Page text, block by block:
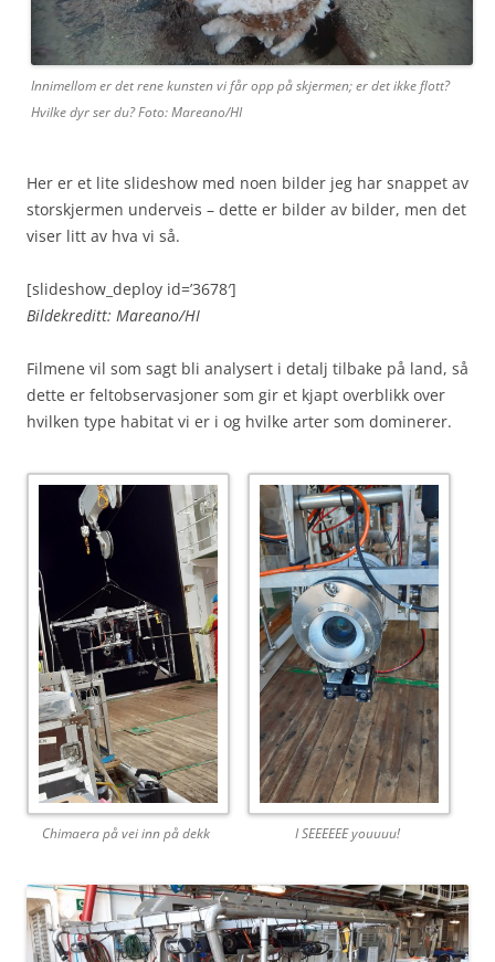
Innimellom er det rene kunsten vi får opp på skjermen; er det ikke flott?
Hvilke dyr ser du? Foto: Mareano/HI
Her er et lite slideshow med noen bilder jeg har snappet av
storskjermen underveis – dette er bilder av bilder, men det
viser litt av hva vi så.
[slideshow_deploy id=’3678′]
Bildekreditt: Mareano/HI
Filmene vil som sagt bli analysert i detalj tilbake på land, så
dette er feltobservasjoner som gir et kjapt overblikk over
hvilken type habitat vi er i og hvilke arter som dominerer.
Chimaera på vei inn på dekk I SEEEEEE youuuu!